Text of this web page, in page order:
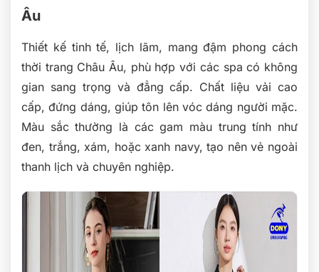
Âu
Thiết kế tinh tế, lịch lãm, mang đậm phong cách
thời trang Châu Âu, phù hợp với các spa có không
gian sang trọng và đẳng cấp. Chất liệu vải cao
cấp, đứng dáng, giúp tôn lên vóc dáng người mặc.
Màu sắc thường là các gam màu trung tính như
đen, trắng, xám, hoặc xanh navy, tạo nên vẻ ngoài
thanh lịch và chuyên nghiệp.